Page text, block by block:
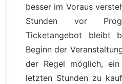
besser im Voraus
Stunden vor
Ticketangebot bleibt
Beginn der
der Regel möglich,
letzten Stunden zu